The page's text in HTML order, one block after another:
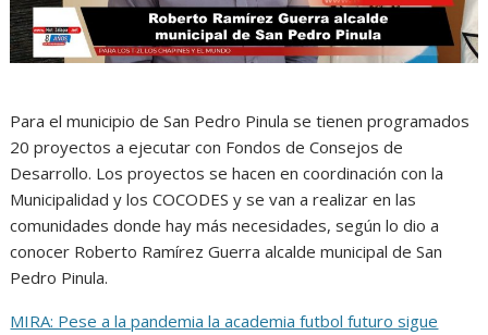
Para el municipio de San Pedro Pinula se tienen programados
20 proyectos a ejecutar con Fondos de Consejos de
Desarrollo. Los proyectos se hacen en coordinación con la
Municipalidad y los COCODES y se van a realizar en las
comunidades donde hay más necesidades, según lo dio a
conocer Roberto Ramírez Guerra alcalde municipal de San
Pedro Pinula.
MIRA: Pese a la pandemia la academia futbol futuro sigue